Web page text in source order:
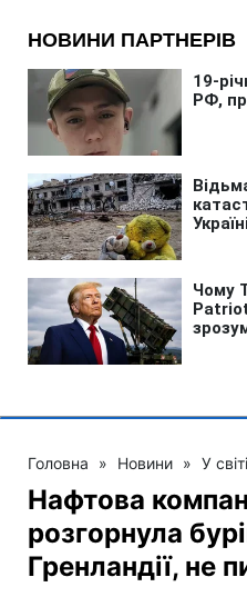
Головна » Новини » У світі
Нафтова
розгорнула
Гренландії, не